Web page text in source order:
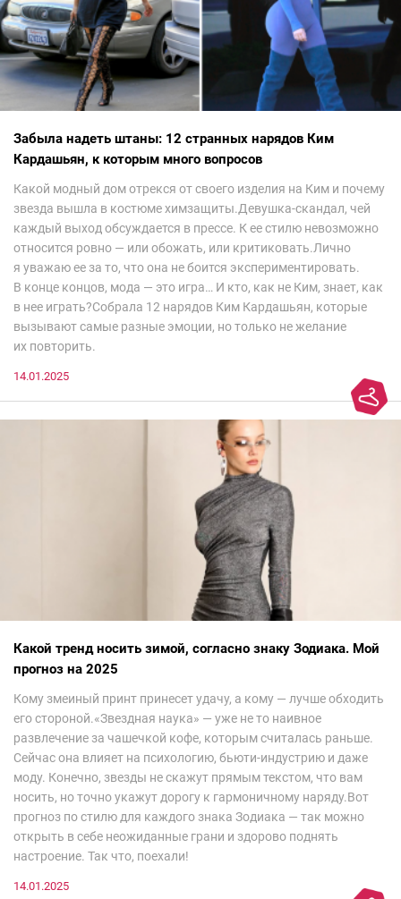
Забыла надеть штаны: 12 странных нарядов Ким
Кардашьян, к которым много вопросов
Какой модный дом отрекся от своего изделия на Ким и почему
звезда вышла в костюме химзащиты.Девушка-скандал, чей
каждый выход обсуждается в прессе. К ее стилю невозможно
относится ровно — или обожать, или критиковать.Лично
я уважаю ее за то, что она не боится экспериментировать.
В конце концов, мода — это игра… И кто, как не Ким, знает, как
в нее играть?Собрала 12 нарядов Ким Кардашьян, которые
вызывают самые разные эмоции, но только не желание
их повторить.
14.01.2025
Какой тренд носить зимой, согласно знаку Зодиака. Мой
прогноз на 2025
Кому змеиный принт принесет удачу, а кому — лучше обходить
его стороной.«Звездная наука» — уже не то наивное
развлечение за чашечкой кофе, которым считалась раньше.
Сейчас она влияет на психологию, бьюти-индустрию и даже
моду. Конечно, звезды не скажут прямым текстом, что вам
носить, но точно укажут дорогу к гармоничному наряду.Вот
прогноз по стилю для каждого знака Зодиака — так можно
открыть в себе неожиданные грани и здорово поднять
настроение. Так что, поехали!
14.01.2025